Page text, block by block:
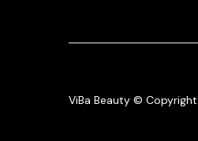
ViBa Beauty ©